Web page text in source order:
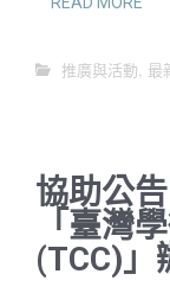
推廣與活動, 最
協助公
「臺灣
(TCC)」